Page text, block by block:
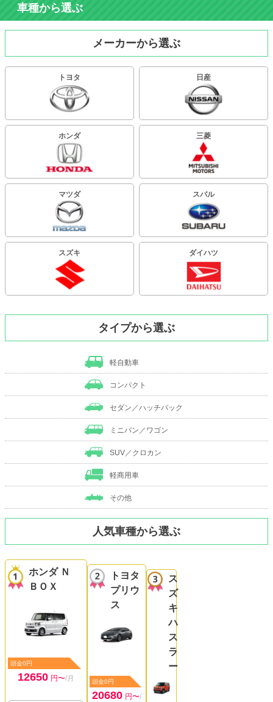
車種から選ぶ
メーカーから選ぶ
トヨタ 日産
ホンダ 三菱
マツダ スバル
スズキ ダイハツ
タイプから選ぶ
軽自動車
コンパクト
セダン／ハッチバック
ミニバン／ワゴン
SUV／クロカン
軽商用車
その他
人気車種から選ぶ
ホンダ Ｎ
ＢＯＸ
頭金0円
12650 円〜/月
トヨタ
プリウ
ス
頭金0円
20680 円〜/
ス
ズ
キ
ハ
ス
ラ
ー